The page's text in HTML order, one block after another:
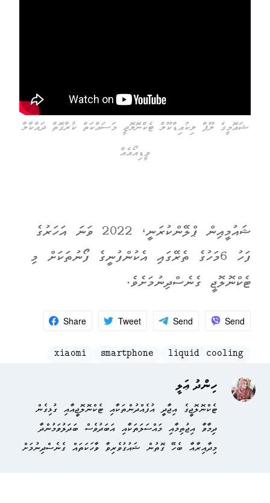
ޝައޮމީގެ ލޫޕް ލިކުއިޑްކޫލް ޓެކްނޮލޮޖީ މަސައްކަތް ކުރާގޮތް ދައްކާލާ
ވީޑިއޯއެއް
ޝައުމީއިން ޕްލޭންކުރަނީ، 2022 ވަނަ އަހަރުގެ
ފަހު 6މަހުގެ ތެރޭގައި އެކުންފުނީގެ ފޯނުތަކަށް މި
ޓެކްނޮލޮޖީ ގެނެސްދިނުމަށެވެ.
Share Tweet Send Send
xiaomi smartphone liquid cooling
ހިންދު ޢަލީ
ޓެކްނޮލޮޖީގެ އިޖާދީ އުފެއްދުންތަކާއި ޓެކްނޮލޮޖީއާއި ގުޅިގެން
ދިމާވާ އިޖުތިމާއި މައްސަލަތަކާއި އަބަދުވެސް ބަދަލުވަމުންދާ
މިދާއިރާއާ ބެހޭ ގޮތުން ޝައުގުވެރިވާ ވާހަކަތައް ގެނެސްދިނުމަށް